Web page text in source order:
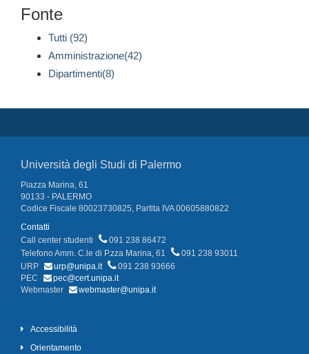
Fonte
Tutti (92)
Amministrazione(42)
Dipartimenti(8)
Università degli Studi di Palermo
Piazza Marina, 61
90133 - PALERMO
Codice Fiscale 80023730825, Partita IVA 00605880822
Contatti
Call center studenti
091 238 86472
Telefono Amm. C.le di P.zza Marina, 61
091 238 93011
URP
urp@unipa.it
091 238 93666
PEC
pec@cert.unipa.it
Webmaster
webmaster@unipa.it
Accessibilità
Orientamento